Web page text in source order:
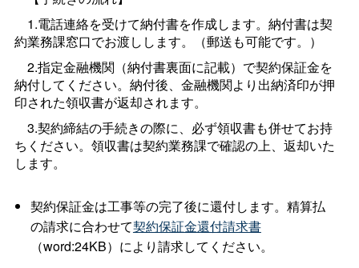
1.電話連絡を受けて納付書を作成します。納付書は契
約業務課窓口でお渡しします。（郵送も可能です。）
2.指定金融機関（納付書裏面に記載）で契約保証金を
納付してください。納付後、金融機関より出納済印が押
印された領収書が返却されます。
3.契約締結の手続きの際に、必ず領収書も併せてお持
ちください。領収書は契約業務課で確認の上、返却いた
します。
契約保証金は工事等の完了後に還付します。精算払
の請求に合わせて契約保証金還付請求書
（word:24KB）により請求してください。